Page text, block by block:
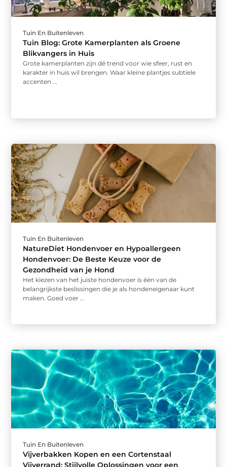
Tuin En Buitenleven
Tuin Blog: Grote Kamerplanten als Groene
Blikvangers in Huis
Grote kamerplanten zijn dé trend voor wie sfeer, rust en
karakter in huis wil brengen. Waar kleine plantjes subtiele
accenten ...
Tuin En Buitenleven
NatureDiet Hondenvoer en Hypoallergeen
Hondenvoer: De Beste Keuze voor de
Gezondheid van je Hond
Het kiezen van het juiste hondenvoer is één van de
belangrijkste beslissingen die je als hondeneigenaar kunt
maken. Goed voer ...
Tuin En Buitenleven
Vijverbakken Kopen en een Cortenstaal